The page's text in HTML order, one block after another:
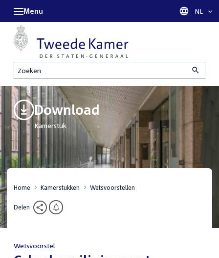
Zoeken
Menu Taal
NL
Download
Kamerstuk
Home Kamerstukken Wetsvoorstellen
Delen
Wetsvoorstel